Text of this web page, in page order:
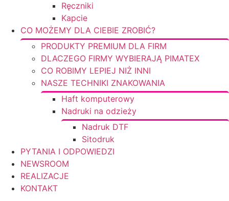
Ręczniki
Kapcie
CO MOŻEMY DLA CIEBIE ZROBIĆ?
PRODUKTY PREMIUM DLA FIRM
DLACZEGO FIRMY WYBIERAJĄ PIMATEX
CO ROBIMY LEPIEJ NIŻ INNI
NASZE TECHNIKI ZNAKOWANIA
Haft komputerowy
Nadruki na odzieży
Nadruk DTF
Sitodruk
PYTANIA I ODPOWIEDZI
NEWSROOM
REALIZACJE
KONTAKT